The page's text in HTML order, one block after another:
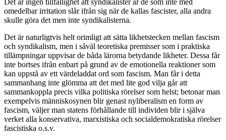
omedelbar irritation slår ifrån sig när de kallas fascister, alla andra
skulle göra det men inte syndikalisterna.
Det är naturligtvis helt orimligt att sätta likhetstecken mellan fascism
och syndikalism, men i såväl teoretiska premisser som i praktiska
tillämpningar uppvisar de båda lärorna betydande likheter. Dessa får
inte bortses ifrån enbart på grund av de emotionella reaktioner som
kan uppstå av ett värdeladdat ord som fascism. Man får i detta
sammanhang inte glömma att det med lite god vilja går att
sammankoppla precis vilka politiska rörelser som helst; betonar man
exempelvis människosynen blir genast nyliberalism en form av
fascism, väljer man statens förhållande till individen blir i själva
verket alla konservativa, marxistiska och socialdemokratiska rörelser
fascistiska o.s.v.